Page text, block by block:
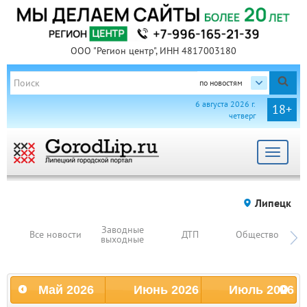
ООО "Регион центр", ИНН 4817003180
по новостям
18+
6 августа 2026 г.
четверг
Toggle
Липецк
Все новости Заводные
выходные ДТП Общество
Май 2026 Июнь 2026 Июль 2026